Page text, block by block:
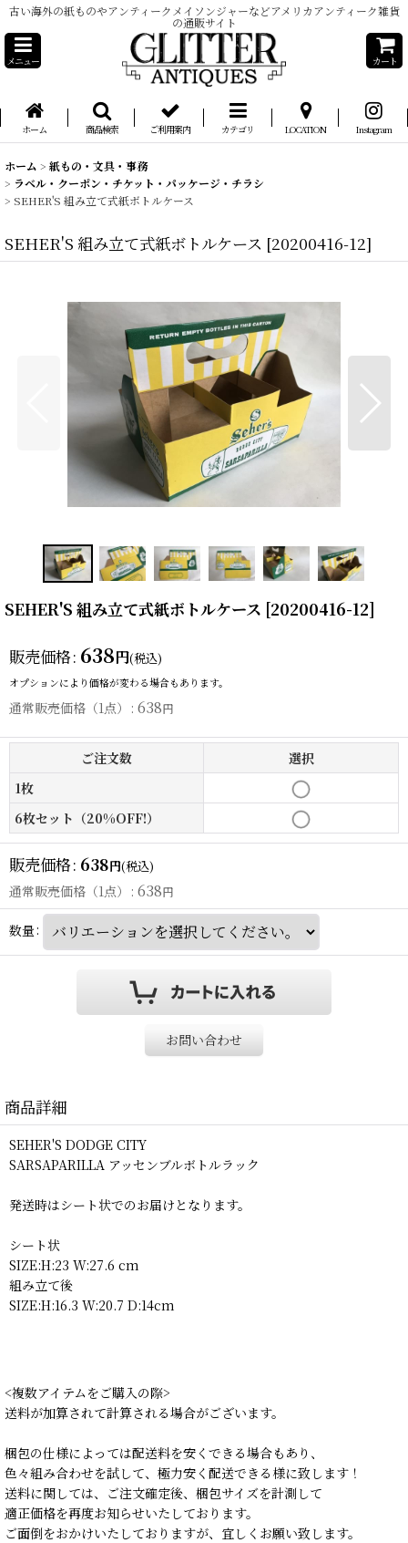
古い海外の紙ものやアンティークメイソンジャーなどアメリカアンティーク雑貨
の通販サイト
メニュー カート
ホーム 商品検索 ご利用案内 カテゴリ LOCATION Instagram
ホーム > 紙もの・文具・事務
> ラベル・クーポン・チケット・パッケージ・チラシ
> SEHER'S 組み立て式紙ボトルケース
SEHER'S 組み立て式紙ボトルケース [20200416-12]
SEHER'S 組み立て式紙ボトルケース [20200416-12]
販売価格: 638円(税込)
オプションにより価格が変わる場合もあります。
通常販売価格（1点） : 638円
ご注文数
選択
1枚
6枚セット（20%OFF!）
販売価格: 638円(税込)
通常販売価格（1点） : 638円
数量:
お問い合わせ
商品詳細
SEHER'S DODGE CITY
SARSAPARILLA アッセンブルボトルラック
発送時はシート状でのお届けとなります。
シート状
SIZE:H:23 W:27.6 cm
組み立て後
SIZE:H:16.3 W:20.7 D:14cm
<複数アイテムをご購入の際>
送料が加算されて計算される場合がございます。
梱包の仕様によっては配送料を安くできる場合もあり、
色々組み合わせを試して、極力安く配送できる様に致します！
送料に関しては、ご注文確定後、梱包サイズを計測して
適正価格を再度お知らせいたしております。
ご面倒をおかけいたしておりますが、宜しくお願い致します。